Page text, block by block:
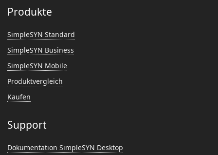
Produkte
SimpleSYN Standard
SimpleSYN Business
SimpleSYN Mobile
Produktvergleich
Kaufen
Support
Dokumentation SimpleSYN Desktop